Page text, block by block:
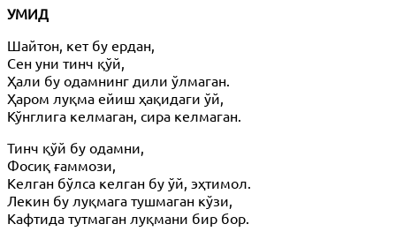
УМИД
Шайтон, кет бу ердан,
Сен уни тинч қўй,
Ҳали бу одамнинг дили ўлмаган.
Ҳаром луқма ейиш ҳақидаги ўй,
Кўнглига келмаган, сира келмаган.
Тинч қўй бу одамни,
Фосиқ ғаммози,
Келган бўлса келган бу ўй, эҳтимол.
Лекин бу луқмага тушмаган кўзи,
Кафтида тутмаган луқмани бир бор.